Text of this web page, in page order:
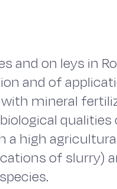
and on leys in
and of
mineral
qualities
high
of slurry)